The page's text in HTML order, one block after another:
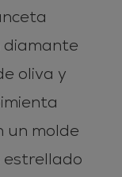
diamante
oliva y
un molde
estrellado